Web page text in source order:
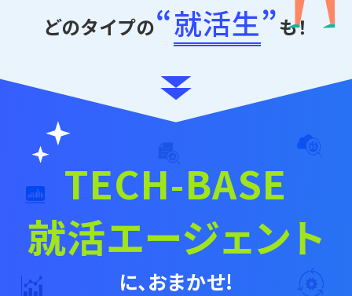
どのタイプの“就活生”も！
TECH-BASE
就活エージェント
に、おまかせ!